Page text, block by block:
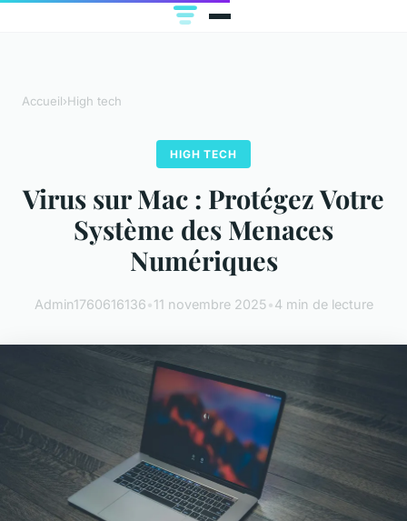
Accueil›High tech
HIGH TECH
Virus sur Mac : Protégez Votre
Système des Menaces
Numériques
Admin1760616136•11 novembre 2025•4 min de lecture